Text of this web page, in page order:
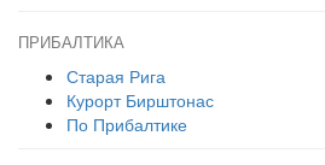
ПРИБАЛТИКА
Старая Рига
Курорт Бирштонас
По Прибалтике